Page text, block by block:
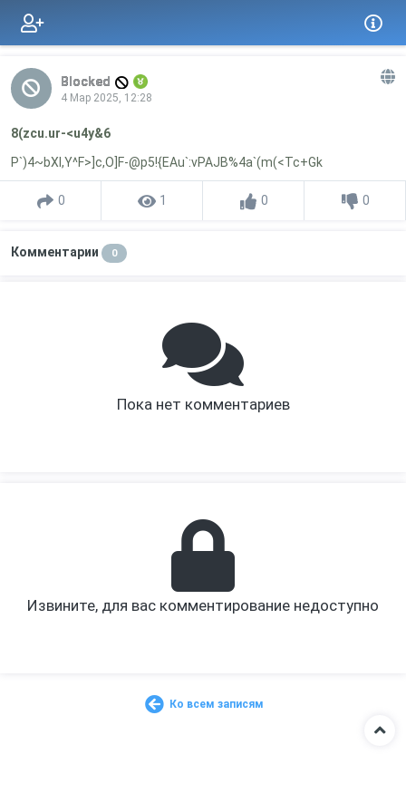
Blocked
4 Мар 2025, 12:28
8(zcu.ur-<u4y&6
P`)4~bXl,Y^F>]c,O]F-@p5!{EAu`:vPAJB%4a`(m(<Tc+Gk
0 1 0 0
Комментарии 0
Пока нет комментариев
Извините, для вас комментирование недоступно
Ко всем записям